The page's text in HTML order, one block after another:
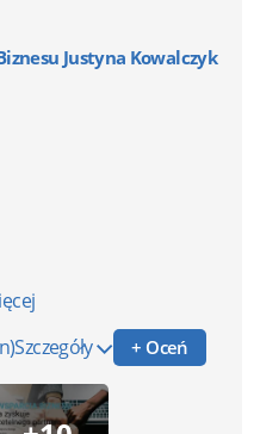
Justyna Kowalczyk
Szczegóły + Oceń